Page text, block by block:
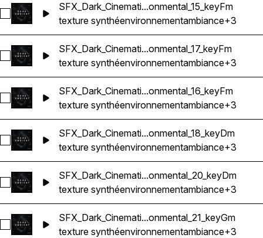
Sélectionnez
SFX_Dark_Cinemati...onmental_15_keyFm
texture synthéenvironnementambiance+3
Sélectionnez
SFX_Dark_Cinemati...onmental_17_keyFm
texture synthéenvironnementambiance+3
Sélectionnez
SFX_Dark_Cinemati...onmental_16_keyFm
texture synthéenvironnementambiance+3
Sélectionnez
SFX_Dark_Cinemati...onmental_18_keyDm
texture synthéenvironnementambiance+3
Sélectionnez
SFX_Dark_Cinemati...onmental_20_keyDm
texture synthéenvironnementambiance+3
Sélectionnez
SFX_Dark_Cinemati...onmental_21_keyGm
texture synthéenvironnementambiance+3